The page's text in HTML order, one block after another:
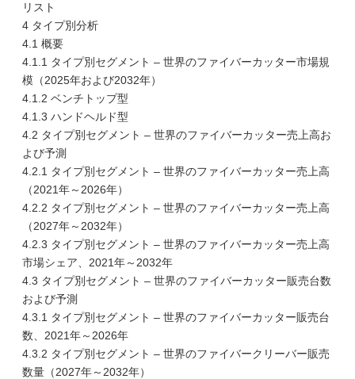
リスト
4 タイプ別分析
4.1 概要
4.1.1 タイプ別セグメント – 世界のファイバーカッター市場規
模（2025年および2032年）
4.1.2 ベンチトップ型
4.1.3 ハンドヘルド型
4.2 タイプ別セグメント – 世界のファイバーカッター売上高お
よび予測
4.2.1 タイプ別セグメント – 世界のファイバーカッター売上高
（2021年～2026年）
4.2.2 タイプ別セグメント – 世界のファイバーカッター売上高
（2027年～2032年）
4.2.3 タイプ別セグメント – 世界のファイバーカッター売上高
市場シェア、2021年～2032年
4.3 タイプ別セグメント – 世界のファイバーカッター販売台数
および予測
4.3.1 タイプ別セグメント – 世界のファイバーカッター販売台
数、2021年～2026年
4.3.2 タイプ別セグメント – 世界のファイバークリーバー販売
数量（2027年～2032年）